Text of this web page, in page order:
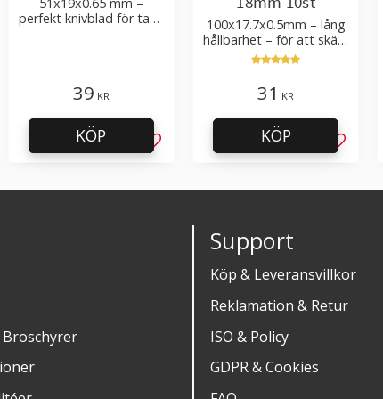
till i favoriter
perfekt knivblad för tak-,
39 KR
Lägg till i favoriter
KÖP
100x17.7x0.5mm – lång
hållbarhet – för att skära
kartong, tapet och
golvmaterial
31 KR
Lägg
KÖP
Support
Köp & Leveransvillkor
Reklamation & Retur
ISO & Policy
GDPR & Cookies